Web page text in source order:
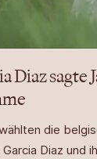
Diaz sagte
die
Diaz und